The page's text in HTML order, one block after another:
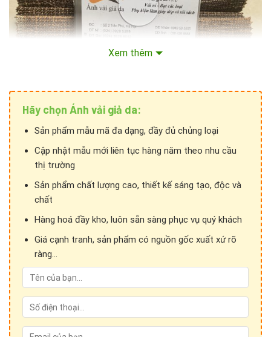
Mọi chi tiết xin liên hệ:
Hệ thống Ánh vải giả da
Phone: 024 3928 6052 / 024 3928 5599
Mobile/Zalo:036 426 8888/0949 59 5555 /085 753 5555
Facebook: facebook.com/salevip1102
messenger.com/t/salevip1102
Email :sales.anhvaigiada@gmail.com
Xem thêm
Hãy chọn Ánh vải giả da:
Sản phẩm mẫu mã đa dạng, đầy đủ chủng loại
Cập nhật mẫu mới liên tục hàng năm theo nhu cầu
thị trường
Sản phẩm chất lượng cao, thiết kế sáng tạo, độc và
chất
Hàng hoá đầy kho, luôn sẵn sàng phục vụ quý khách
Giá cạnh tranh, sản phẩm có nguồn gốc xuất xứ rõ
ràng...